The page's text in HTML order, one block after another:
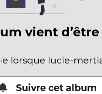
vient
lorsque lucie-
Suivre cet album